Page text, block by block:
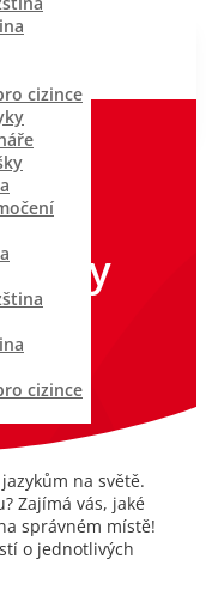
cizince
cizince
na světě.
Zajímá vás, jaké
správném místě!
o jednotlivých